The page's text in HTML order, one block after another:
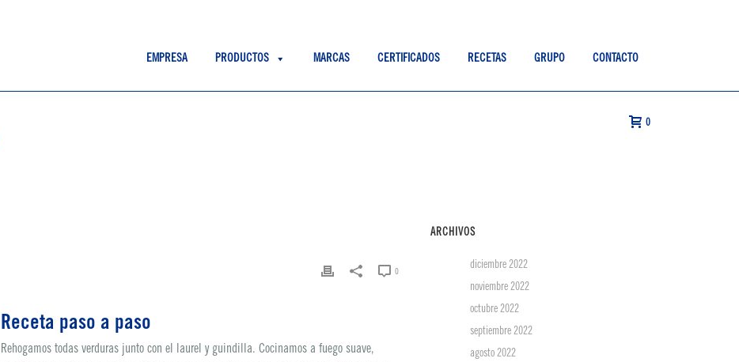
EMPRESA PRODUCTOS MARCAS CERTIFICADOS RECETAS GRUPO CONTACTO
0
0
Receta paso a paso
Rehogamos todas verduras junto con el laurel y guindilla. Cocinamos a fuego suave,
ARCHIVOS
diciembre 2022
noviembre 2022
octubre 2022
septiembre 2022
agosto 2022